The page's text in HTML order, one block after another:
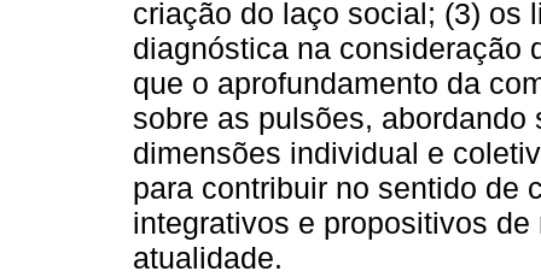
criação do laço social; (3) os
diagnóstica na consideração
que o aprofundamento da
sobre as pulsões,
dimensões individual e
para contribuir no sentido de
integrativos e propositivos
atualidade.